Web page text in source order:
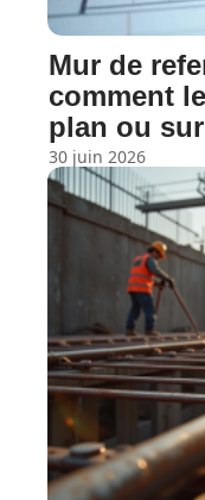
Mur de
comment
plan ou
30 juin 2026